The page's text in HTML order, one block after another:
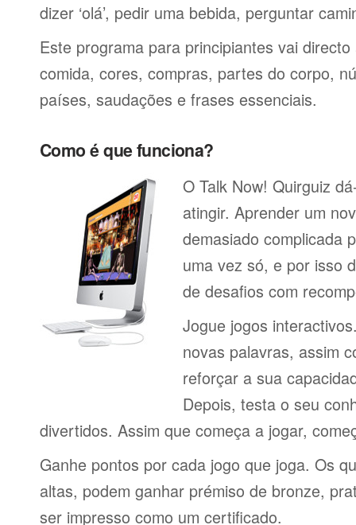
dizer ‘olá’, pedir uma bebida, perguntar
Este programa para principiantes vai
comida, cores, compras, partes do corpo,
países, saudações e frases essenciais.
Como é que funciona?
O Talk Now! Quirguiz
atingir. Aprender um
demasiado complicada
uma vez só, e por isso
de desafios com
Jogue jogos
novas palavras, assim
reforçar a sua
Depois, testa o seu
divertidos. Assim que começa a jogar,
Ganhe pontos por cada jogo que joga. Os
altas, podem ganhar prémiso de bronze,
ser impresso como um certificado.